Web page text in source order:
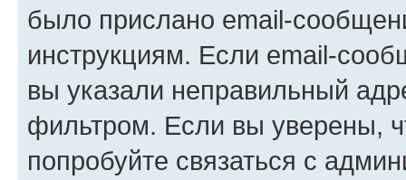
было прислано email-
инструкциям. Если email-
вы указали неправильный
фильтром. Если вы уверены,
попробуйте связаться с